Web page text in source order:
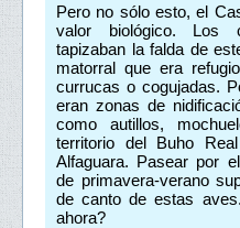
Pero no sólo esto, el
valor biológico. Los
tapizaban la falda de
matorral que era
currucas o cogujadas.
eran zonas de
como autillos,
territorio del Buho
Alfaguara. Pasear por
de primavera-verano
de canto de estas
ahora?